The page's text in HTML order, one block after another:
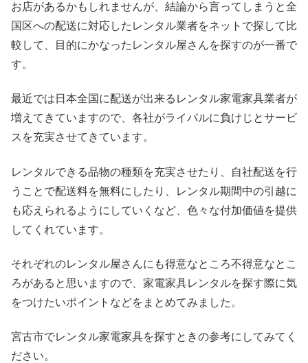
お店があるかもしれませんが、結論から言ってしまうと全
国区への配送に対応したレンタル業者をネットで探して比
較して、目的にかなったレンタル屋さんを探すのが一番で
す。
最近では日本全国に配送が出来るレンタル家電家具業者が
増えてきていますので、各社がライバルに負けじとサービ
スを充実させてきています。
レンタルできる品物の種類を充実させたり、自社配送を行
うことで配送料を無料にしたり、レンタル期間中の引越に
も応えられるようにしていくなど、色々な付加価値を提供
してくれています。
それぞれのレンタル屋さんにも得意なところ不得意なとこ
ろがあると思いますので、家電家具レンタルを探す際に気
をつけたいポイントなどをまとめてみました。
宮古市でレンタル家電家具を探すときの参考にしてみてく
ださい。